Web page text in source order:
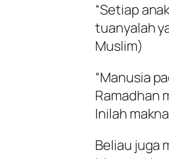
“Setiap
tuanyalah
Muslim)
“Manusia
Ramadhan
Inilah
Beliau juga